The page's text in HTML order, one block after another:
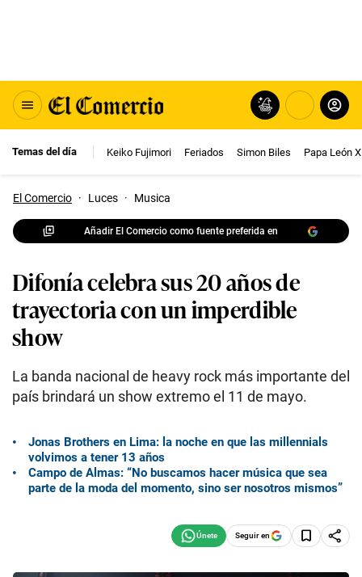
Temas del día Keiko Fujimori Feriados Simon Biles Papa León
El Comercio · Luces · Musica
Añadir El Comercio como fuente preferida en
Difonía celebra sus 20 años de
trayectoria con un imperdible
show
La banda nacional de heavy rock más importante del
país brindará un show extremo el 11 de mayo.
Jonas Brothers en Lima: la noche en que las millennials
volvimos a tener 13 años
Campo de Almas: “No buscamos hacer música que sea
parte de la moda del momento, sino ser nosotros mismos”
Seguir en